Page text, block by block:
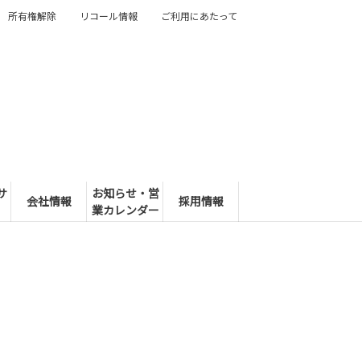
会社情報
お知らせ・営
業カレンダー
採用情報
所有権解除 リコール情報 ご利用にあたって